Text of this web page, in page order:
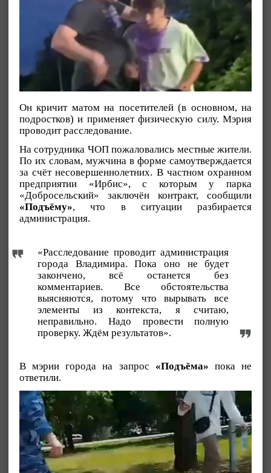
Он кричит матом на посетителей (в основном, на
подростков) и применяет физическую силу. Мэрия
проводит расследование.
На сотрудника ЧОП пожаловались местные жители.
По их словам, мужчина в форме самоутверждается
за счёт несовершеннолетних. В частном охранном
предприятии «Ирбис», с которым у парка
«Добросельский» заключён контракт, сообщили
«Подъёму», что в ситуации разбирается
администрация.
«Расследование проводит администрация
города Владимира. Пока оно не будет
закончено, всё останется без
комментариев. Все обстоятельства
выясняются, потому что вырывать все
элементы из контекста, я считаю,
неправильно. Надо провести полную
проверку. Ждём результатов».
В мэрии города на запрос «Подъёма» пока не
ответили.
Видеоплеер